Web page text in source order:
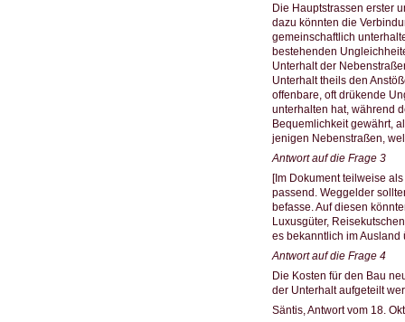
Die Hauptstrassen erster
dazu könnten die
gemeinschaftlich
bestehenden
Unterhalt der
Unterhalt theils den
offenbare, oft drükende
unterhalten hat, während
Bequemlichkeit gewährt,
jenigen Nebenstraßen,
Antwort auf die Frage 3
[Im Dokument teilweise
passend. Weggelder
befasse. Auf diesen
Luxusgüter,
es bekanntlich im
Antwort auf die Frage 4
Die Kosten für den Bau
der Unterhalt aufgeteilt
Säntis, Antwort vom 18.